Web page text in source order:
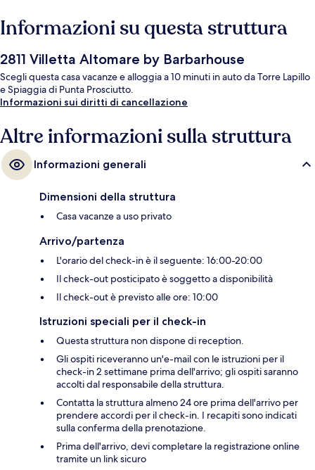
Informazioni su questa struttura
2811 Villetta Altomare by Barbarhouse
Scegli questa casa vacanze e alloggia a 10 minuti in auto da Torre Lapillo
e Spiaggia di Punta Prosciutto.
Informazioni sui diritti di cancellazione
Altre informazioni sulla struttura
Informazioni generali
Dimensioni della struttura
Casa vacanze a uso privato
Arrivo/partenza
L'orario del check-in è il seguente: 16:00-20:00
Il check-out posticipato è soggetto a disponibilità
Il check-out è previsto alle ore: 10:00
Istruzioni speciali per il check-in
Questa struttura non dispone di reception.
Gli ospiti riceveranno un'e-mail con le istruzioni per il
check-in 2 settimane prima dell'arrivo; gli ospiti saranno
accolti dal responsabile della struttura.
Contatta la struttura almeno 24 ore prima dell'arrivo per
prendere accordi per il check-in. I recapiti sono indicati
sulla conferma della prenotazione.
Prima dell'arrivo, devi completare la registrazione online
tramite un link sicuro